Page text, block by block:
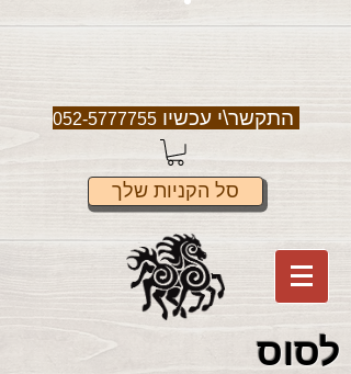
התקשר\י עכשיו052-5777755
סל הקניות שלך
לסוס